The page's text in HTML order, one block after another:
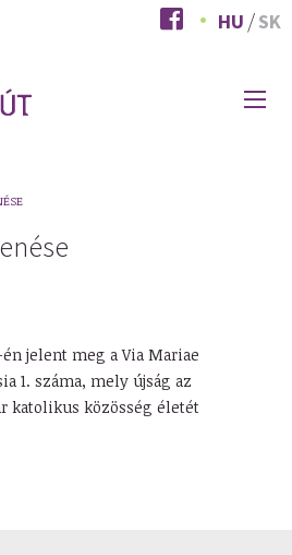
HU SK
én jelent meg a Via Mariae
1. száma, mely újság az
katolikus közösség életét